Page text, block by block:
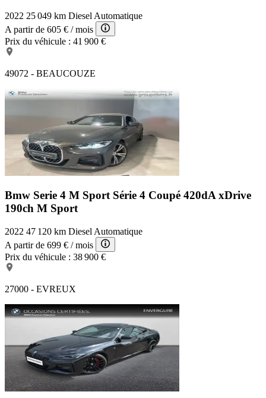
2022 25 049 km Diesel Automatique
A partir de 605 € / mois
Prix du véhicule : 41 900 €
49072 - BEAUCOUZE
Bmw Serie 4 M Sport Série 4 Coupé 420dA xDrive
190ch M Sport
2022 47 120 km Diesel Automatique
A partir de 699 € / mois
Prix du véhicule : 38 900 €
27000 - EVREUX